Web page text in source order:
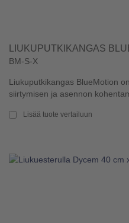
LIUKUPUTKIKANGAS
BM-S-X
Liukuputkikangas BlueMotion
siirtymisen ja asennon
Lisää tuote vertailuun